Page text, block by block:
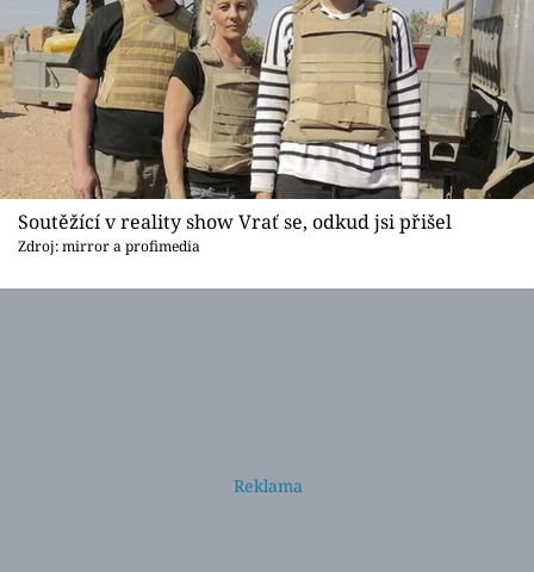
Soutěžící v reality show Vrať se, odkud jsi přišel
Zdroj: mirror a profimedia